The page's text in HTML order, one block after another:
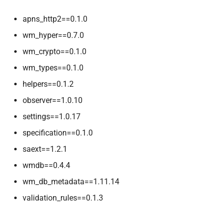
apns_http2==0.1.0
wm_hyper==0.7.0
wm_crypto==0.1.0
wm_types==0.1.0
helpers==0.1.2
observer==1.0.10
settings==1.0.17
specification==0.1.0
saext==1.2.1
wmdb==0.4.4
wm_db_metadata==1.11.14
validation_rules==0.1.3